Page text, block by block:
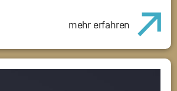
mehr erfahren